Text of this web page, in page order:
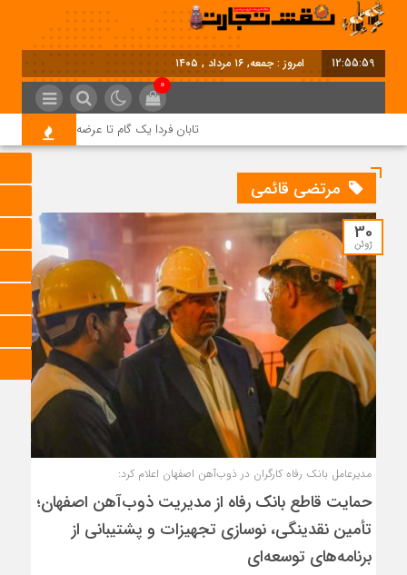
12:55:59 امروز : جمعه, ۱۶ مرداد , ۱۴۰۵
0
تابان فردا یک گام تا عرضه اولیه؛ نماد
مرتضی قائمی
30
ژوئن
مدیرعامل بانک رفاه کارگران در ذوب‌آهن اصفهان اعلام کرد:
حمایت قاطع بانک رفاه از مدیریت ذوب‌آهن اصفهان؛
تأمین نقدینگی، نوسازی تجهیزات و پشتیبانی از
برنامه‌های توسعه‌ای